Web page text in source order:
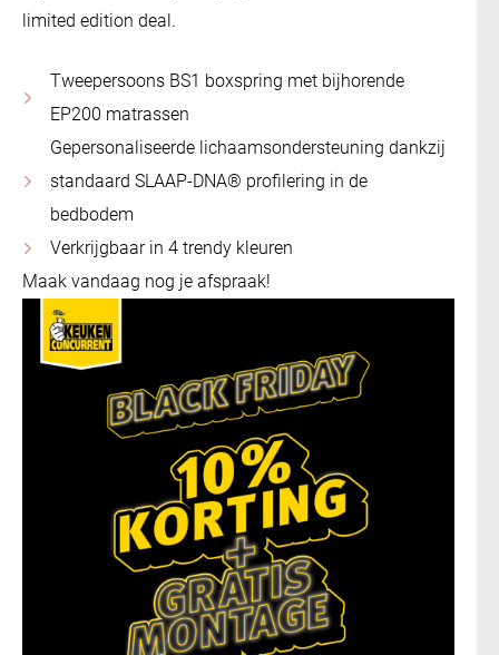
limited edition deal.
Tweepersoons BS1 boxspring met bijhorende
EP200 matrassen
Gepersonaliseerde lichaamsondersteuning dankzij
standaard SLAAP-DNA® profilering in de
bedbodem
Verkrijgbaar in 4 trendy kleuren
Maak vandaag nog je afspraak!